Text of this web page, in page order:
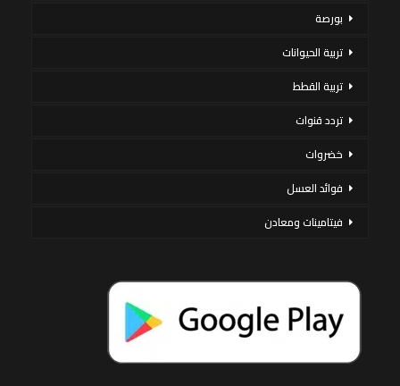
بورصة
تربية الحيوانات
تربية القطط
تردد قنوات
خضروات
فوائد العسل
فيتامينات ومعادن